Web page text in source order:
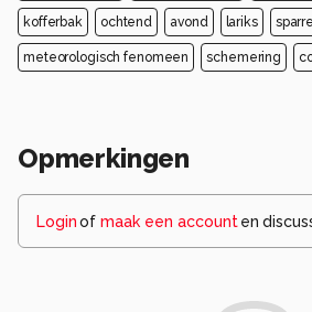
kofferbak ochtend avond lariks
meteorologisch fenomeen schemering
Opmerkingen
Loginof maak een account en